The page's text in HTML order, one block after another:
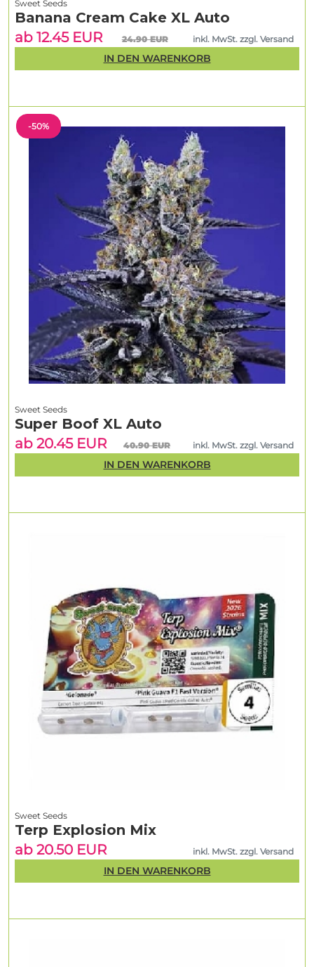
Sweet Seeds
Terp Explosion Mix
ab 20.50 EUR
inkl. MwSt. zzgl. Versand
IN DEN WARENKORB
-50%
Sweet Seeds
Super Boof XL Auto
ab 20.45 EUR
40.90 EUR inkl. MwSt. zzgl. Versand
IN DEN WARENKORB
Sweet Seeds
Banana Cream Cake XL Auto
ab 12.45 EUR
24.90 EUR inkl. MwSt. zzgl. Versand
IN DEN WARENKORB